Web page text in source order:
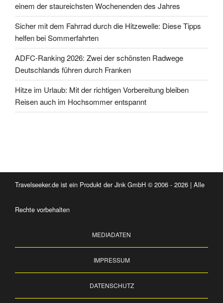
einem der staureichsten Wochenenden des Jahres
Sicher mit dem Fahrrad durch die Hitzewelle: Diese Tipps
helfen bei Sommerfahrten
ADFC-Ranking 2026: Zwei der schönsten Radwege
Deutschlands führen durch Franken
Hitze im Urlaub: Mit der richtigen Vorbereitung bleiben
Reisen auch im Hochsommer entspannt
Travelseeker.de ist ein Produkt der Jink GmbH © 2006 - 2026 | Alle
Rechte vorbehalten
MEDIADATEN
IMPRESSUM
DATENSCHUTZ